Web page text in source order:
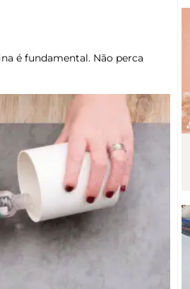
é fundamental. Não perca